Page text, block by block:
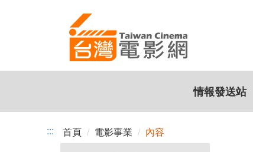
情報發送站
::: 首頁 電影事業 內容